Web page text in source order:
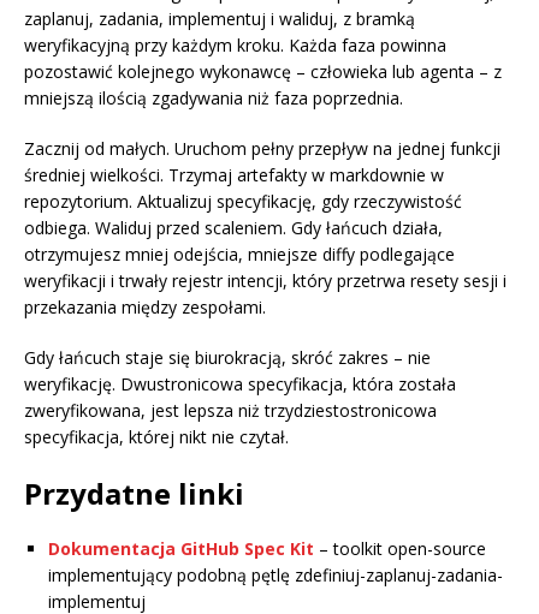
zaplanuj, zadania, implementuj i waliduj, z bramką
weryfikacyjną przy każdym kroku. Każda faza powinna
pozostawić kolejnego wykonawcę – człowieka lub agenta – z
mniejszą ilością zgadywania niż faza poprzednia.
Zacznij od małych. Uruchom pełny przepływ na jednej funkcji
średniej wielkości. Trzymaj artefakty w markdownie w
repozytorium. Aktualizuj specyfikację, gdy rzeczywistość
odbiega. Waliduj przed scaleniem. Gdy łańcuch działa,
otrzymujesz mniej odejścia, mniejsze diffy podlegające
weryfikacji i trwały rejestr intencji, który przetrwa resety sesji i
przekazania między zespołami.
Gdy łańcuch staje się biurokracją, skróć zakres – nie
weryfikację. Dwustronicowa specyfikacja, która została
zweryfikowana, jest lepsza niż trzydziestostronicowa
specyfikacja, której nikt nie czytał.
Przydatne linki
Dokumentacja GitHub Spec Kit – toolkit open-source
implementujący podobną pętlę zdefiniuj-zaplanuj-zadania-
implementuj